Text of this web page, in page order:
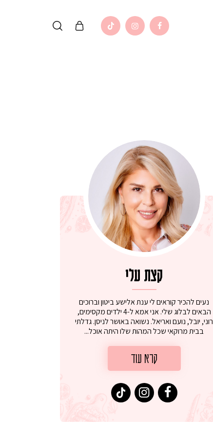
קצת עלי
נעים להכיר קוראים לי ענת אלישע ביטון וברוכים
הבאים לבלוג שלי. אני אמא ל-4 ילדים מקסימים,
רוני, יובל, נועם ואריאל. נשואה באושר לניסן. גדלתי
בבית מרוקאי שכל המהות שלו היתה אוכל...
קרא עוד